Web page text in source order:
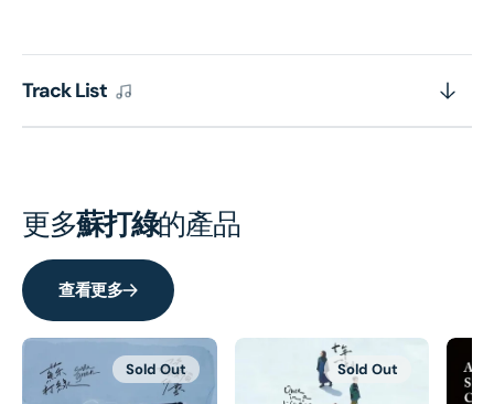
Track List
更多蘇打綠的產品
查看更多
Sold Out Sold Out